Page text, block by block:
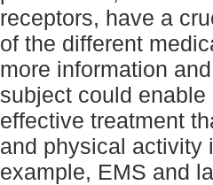
receptors, have a
of the different
more information
subject could
effective treatment
and physical activity
example, EMS and